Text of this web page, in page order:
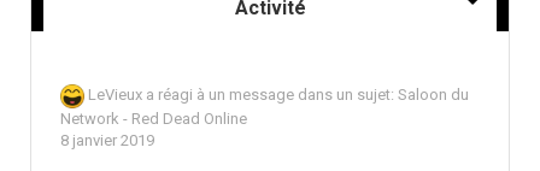
Activité
LeVieux a réagi à un message dans un sujet: Saloon du
Network - Red Dead Online
8 janvier 2019